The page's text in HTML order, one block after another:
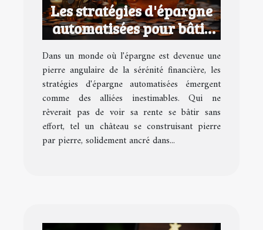
Les stratégies d'épargne
automatisées pour bâtir
sa rente sans effort
Dans un monde où l'épargne est devenue une
pierre angulaire de la sérénité financière, les
stratégies d'épargne automatisées émergent
comme des alliées inestimables. Qui ne
rêverait pas de voir sa rente se bâtir sans
effort, tel un château se construisant pierre
par pierre, solidement ancré dans...